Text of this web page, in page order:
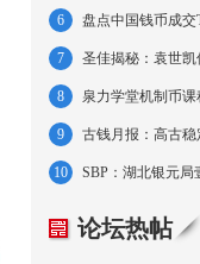
6
7
8
9
10
论坛热帖